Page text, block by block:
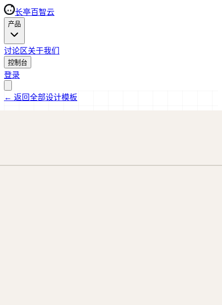
长亭百智云
产品
讨论区关于我们
控制台
登录
← 返回全部设计模板